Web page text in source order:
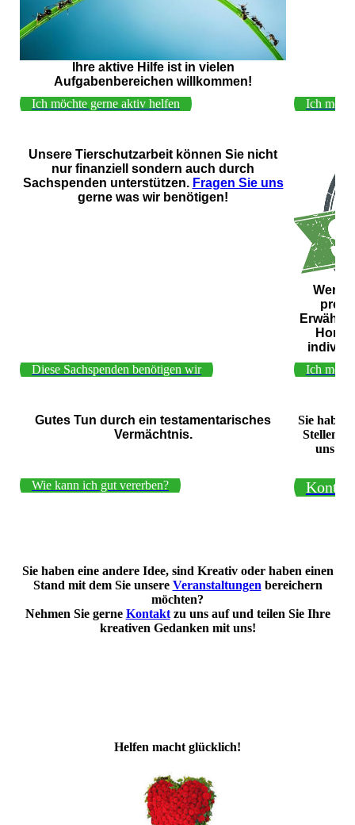
Ihre aktive Hilfe ist in vielen
Aufgabenbereichen willkommen!
Ich möchte gerne aktiv helfen Ich
Unsere Tierschutzarbeit können Sie nicht
nur finanziell sondern auch durch
Sachspenden unterstützen. Fragen Sie uns
gerne was wir benötigen!
Diese Sachspenden benötigen wir
Ich
Gutes Tun durch ein testamentarisches
Vermächtnis.
Sie haben
Stellen
uns
Wie kann ich gut vererben?
Sie haben eine andere Idee, sind Kreativ oder haben einen
Stand mit dem Sie unsere Veranstaltungen bereichern
möchten?
Nehmen Sie gerne Kontaktzu uns auf und teilen Sie Ihre
kreativen Gedanken mit uns!
Helfen macht glücklich!